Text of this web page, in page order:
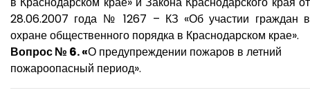
28.06.2007 года № 1267 – КЗ «Об участии граждан в
охране общественного порядка в Краснодарском крае».
Вопрос № 6.«О предупреждении пожаров в летний
пожароопасный период».